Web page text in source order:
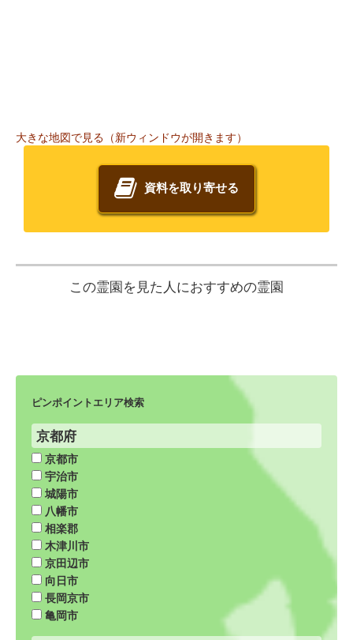
大きな地図で見る（新ウィンドウが開きます）
資料を取り寄せる
この霊園を見た人におすすめの霊園
ピンポイントエリア検索
京都府
京都市
宇治市
城陽市
八幡市
相楽郡
木津川市
京田辺市
向日市
長岡京市
亀岡市